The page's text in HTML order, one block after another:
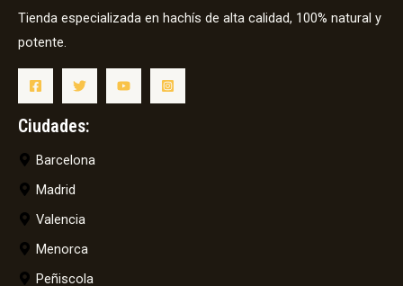
Tienda especializada en hachís de alta calidad, 100% natural y
potente.
Ciudades:
Barcelona
Madrid
Valencia
Menorca
Peñiscola